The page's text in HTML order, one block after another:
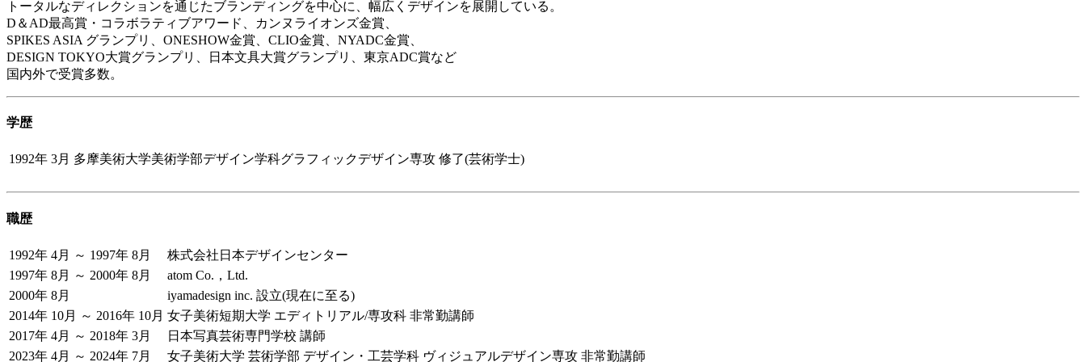
トータルなディレクションを通じたブランディングを中心に、幅広くデザインを展開している。
D＆AD最高賞・コラボラティブアワード、カンヌライオンズ金賞、
SPIKES ASIA グランプリ、ONESHOW金賞、CLIO金賞、NYADC金賞、
DESIGN TOKYO大賞グランプリ、日本文具大賞グランプリ、東京ADC賞など
国内外で受賞多数。
学歴
1992年 3月 多摩美術大学美術学部デザイン学科グラフィックデザイン専攻 修了(芸術学士)
職歴
1992年 4月 ～ 1997年 8月
株式会社日本デザインセンター
1997年 8月 ～ 2000年 8月
atom Co.，Ltd.
2000年 8月
iyamadesign inc. 設立(現在に至る)
2014年 10月 ～ 2016年 10月 女子美術短期大学 エディトリアル/専攻科 非常勤講師
2017年 4月 ～ 2018年 3月
日本写真芸術専門学校 講師
2023年 4月 ～ 2024年 7月
女子美術大学 芸術学部 デザイン・工芸学科 ヴィジュアルデザイン専攻 非常勤講師